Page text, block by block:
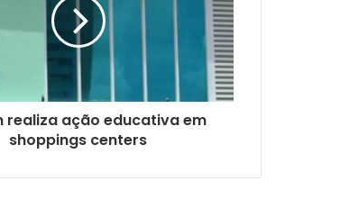
desconto
realiza ação educativa em
shoppings centers